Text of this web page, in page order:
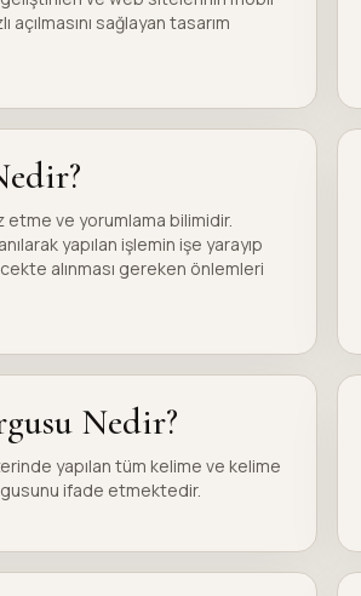
açılmasını sağlayan tasarım
etme ve yorumlama bilimidir.
yapılan işlemin işe yarayıp
alınması gereken önlemleri
Nedir?
yapılan tüm kelime ve kelime
ifade etmektedir.